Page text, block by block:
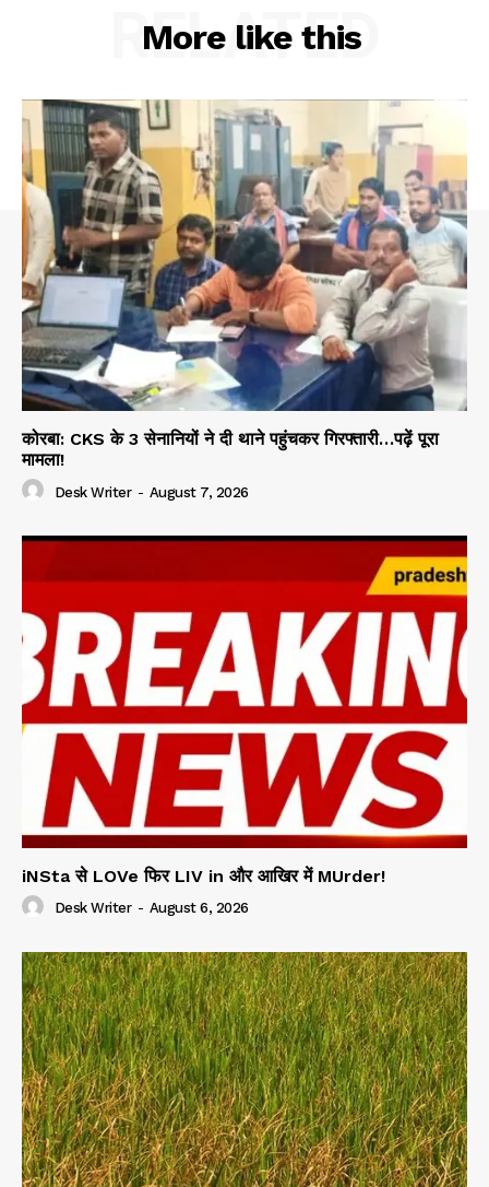
More like this
RELATED
कोरबा: CKS के 3 सेनानियों ने दी थाने पहुंचकर गिरफ्तारी…पढ़ें पूरा
मामला!
Desk Writer - August 7, 2026
iNSta से LOVe फिर LIV in और आखिर में MUrder!
Desk Writer - August 6, 2026